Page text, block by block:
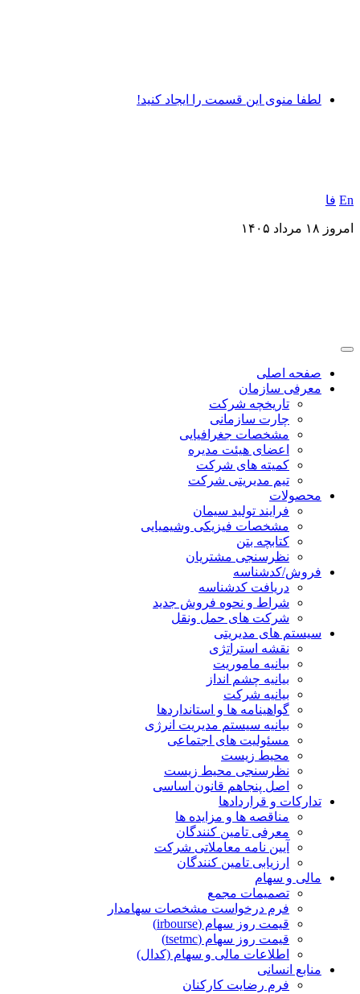
لطفا منوی این قسمت را ایجاد کنید!
En فا
امروز ۱۸ مرداد ۱۴۰۵
صفحه اصلی
معرفی سازمان
تاریخچه شرکت
چارت سازمانی
مشخصات جغرافیایی
اعضای هیئت مدیره
کمیته های شرکت
تیم مدیریتی شرکت
محصولات
فرایند تولید سیمان
مشخصات فیزیکی وشیمیایی
کتابچه بتن
نظرسنجی مشتریان
فروش/کدشناسه
دریافت کدشناسه
شراط و نحوه فروش جدید
شرکت های حمل ونقل
سیستم های مدیریتی
نقشه استراتژی
بیانیه ماموریت
بیانیه چشم انداز
بیانیه شرکت
گواهینامه ها و استانداردها
بیانیه سیستم مدیریت انرژی
مسئولیت های اجتماعی
محیط زیست
نظرسنجی محیط زیست
اصل پنجاهم قانون اساسی
تدارکات و قراردادها
مناقصه ها و مزایده ها
معرفی تامین کنندگان
آیین نامه معاملاتی شرکت
ارزیابی تامین کنندگان
مالی و سهام
تصمیمات مجمع
فرم درخواست مشخصات سهامدار
قیمت روز سهام (irbourse)
قیمت روز سهام (tsetmc)
اطلاعات مالی و سهام (کدال)
منابع انسانی
فرم رضایت کارکنان